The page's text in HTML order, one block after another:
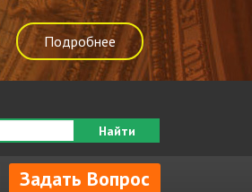
Подробнее
Найти
Задать Вопрос